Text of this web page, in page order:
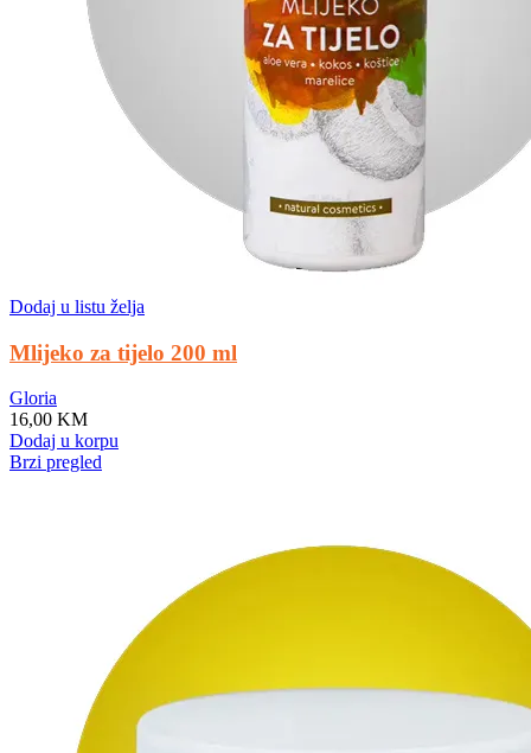
Dodaj u listu želja
Mlijeko za tijelo 200 ml
Gloria
16,00 KM
Dodaj u korpu
Brzi pregled